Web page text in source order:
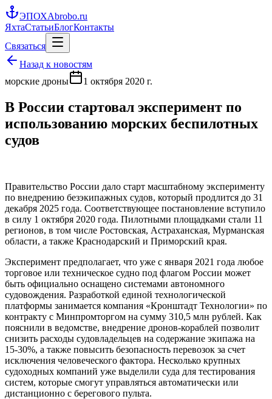
ЭПОХАbrobo.ru
ЯхтаСтатьиБлогКонтакты
Связаться
Назад к новостям
морские дроны
1 октября 2020 г.
В России стартовал эксперимент по
использованию морских беспилотных
судов
Правительство России дало старт масштабному эксперименту
по внедрению безэкипажных судов, который продлится до 31
декабря 2025 года. Соответствующее постановление вступило
в силу 1 октября 2020 года. Пилотными площадками стали 11
регионов, в том числе Ростовская, Астраханская, Мурманская
области, а также Краснодарский и Приморский края.
Эксперимент предполагает, что уже с января 2021 года любое
торговое или техническое судно под флагом России может
быть официально оснащено системами автономного
судовождения. Разработкой единой технологической
платформы занимается компания «Кронштадт Технологии» по
контракту с Минпромторгом на сумму 310,5 млн рублей. Как
пояснили в ведомстве, внедрение дронов-кораблей позволит
снизить расходы судовладельцев на содержание экипажа на
15-30%, а также повысить безопасность перевозок за счет
исключения человеческого фактора. Несколько крупных
судоходных компаний уже выделили суда для тестирования
систем, которые смогут управляться автоматически или
дистанционно с берегового пульта.